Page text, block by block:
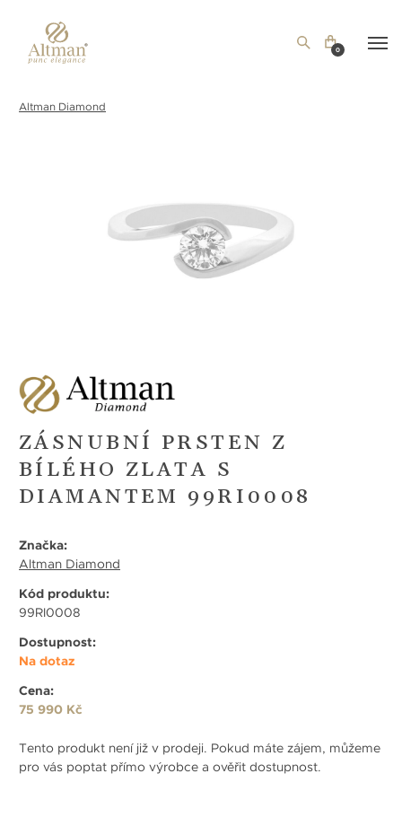
0
Altman Diamond
ZÁSNUBNÍ PRSTEN Z
BÍLÉHO ZLATA S
DIAMANTEM 99RI0008
Značka:
Altman Diamond
Kód produktu:
99RI0008
Dostupnost:
Na dotaz
Cena:
75 990 Kč
Tento produkt není již v prodeji. Pokud máte zájem, můžeme
pro vás poptat přímo výrobce a ověřit dostupnost.